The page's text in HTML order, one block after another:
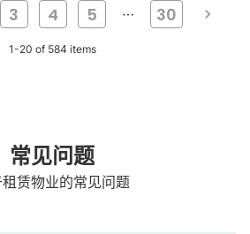
3 4 5 … 30
1-20 of 584 items
常见问题
赁物业的常见问题